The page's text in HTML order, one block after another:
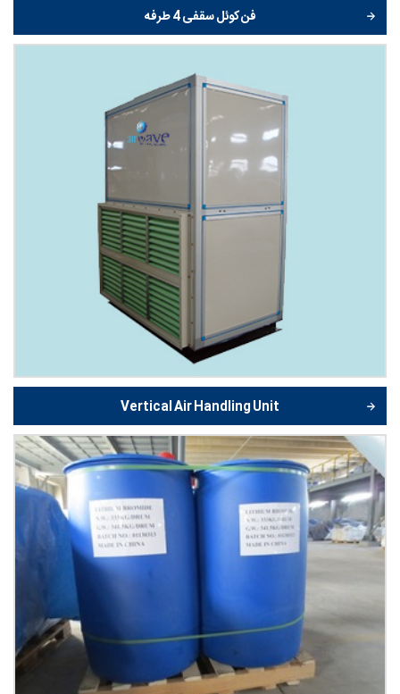
فن کوئل سقفی 4 طرفه
Vertical Air Handling Unit